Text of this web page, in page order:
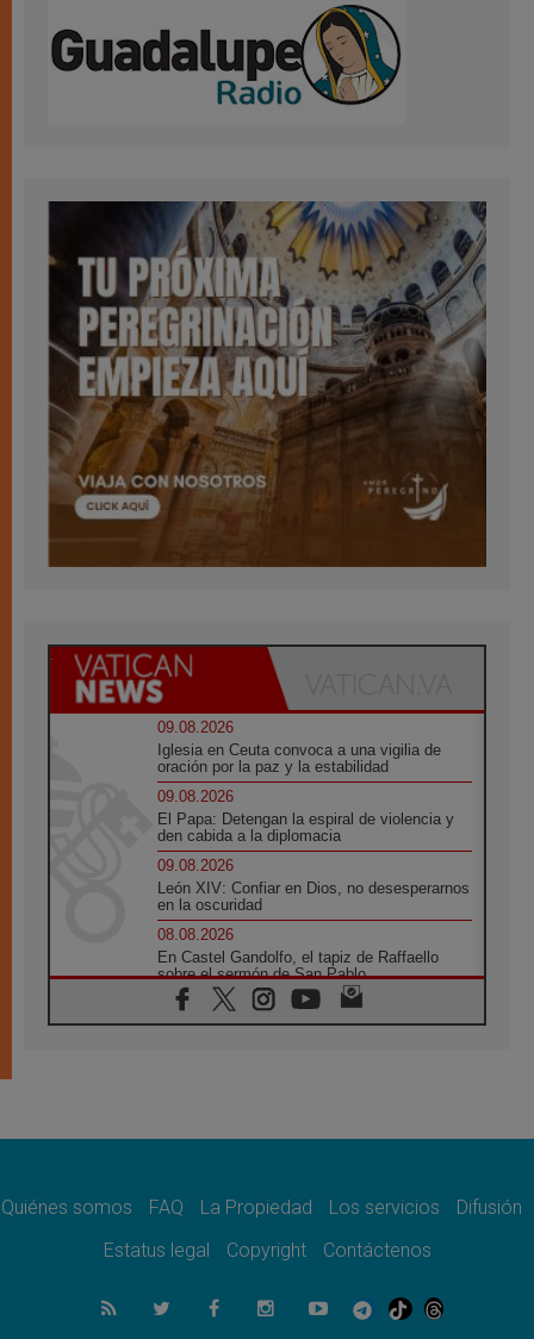
09.08.2026
Iglesia en Ceuta convoca a una vigilia de
oración por la paz y la estabilidad
09.08.2026
El Papa: Detengan la espiral de violencia y
den cabida a la diplomacia
09.08.2026
León XIV: Confiar en Dios, no desesperarnos
en la oscuridad
08.08.2026
En Castel Gandolfo, el tapiz de Raffaello
sobre el sermón de San Pablo
08.08.2026
En Colombia, «la paz no se compra con una
08.08.2026
08.08.2026
del Buen Consejo de Genazzano
Filipinas: el Vicariato Apostólico de Calapán
se convierte en diócesis
Quiénes somos FAQ La Propiedad Los servicios
Difusión
Estatus legal
Copyright Contáctenos